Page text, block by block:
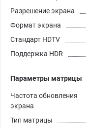
Разрешение экрана
Формат экрана
Стандарт HDTV
Поддержка HDR
Параметры матрицы
Частота обновления
экрана
Тип матрицы